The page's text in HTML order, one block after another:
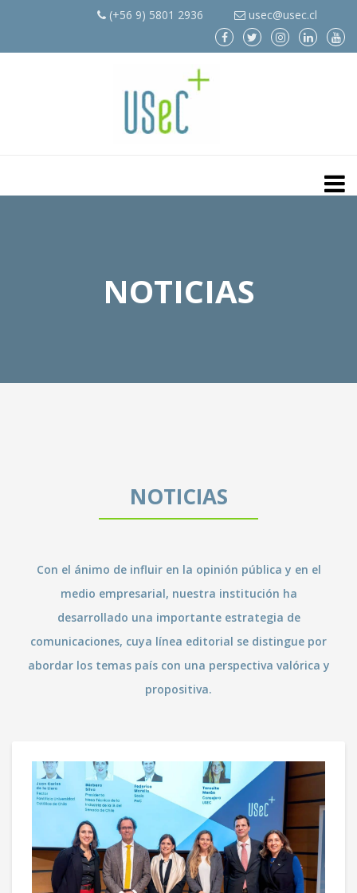
(+56 9) 5801 2936 usec@usec.cl
NOTICIAS
NOTICIAS
Con el ánimo de influir en la opinión pública y en el
medio empresarial, nuestra institución ha
desarrollado una importante estrategia de
comunicaciones, cuya línea editorial se distingue por
abordar los temas país con una perspectiva valórica y
propositiva.